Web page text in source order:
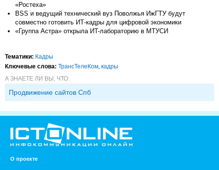
«Ростеха»
BSS и ведущий технический вуз Поволжья ИжГТУ будут
совместно готовить ИТ-кадры для цифровой экономики
«Группа Астра» открыла ИT-лабораторию в МТУСИ
Тематики: Кадры
Ключевые слова: ТрансТелеКом, кадры
А ЗНАЕТЕ ЛИ ВЫ, ЧТО:
Продвижение сайтов Спб
О проекте